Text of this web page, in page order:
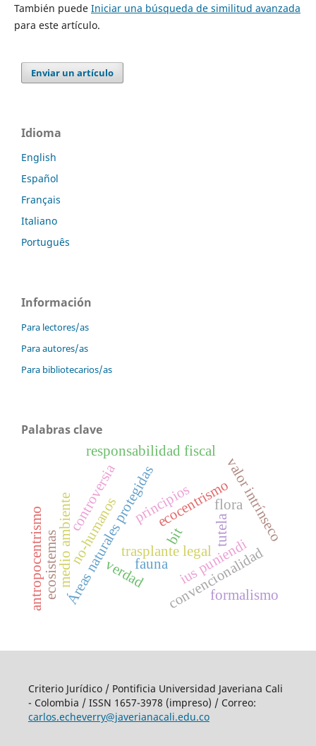
También puede Iniciar una búsqueda de similitud avanzada
para este artículo.
Enviar un artículo
Idioma
English
Español
Français
Italiano
Português
Información
Para lectores/as
Para autores/as
Para bibliotecarios/as
Palabras clave
trasplante legal
Áreas naturales protegidasecocentrismo
flora
fauna
medio ambiente
ecosistemas ius puniendi
no-humanos valor intrínseco
antropocentrismo
responsabilidad fiscal
convencionalidad
bit
controversia tutela
principios
formalismo
verdad
Criterio Jurídico / Pontificia Universidad Javeriana Cali
- Colombia / ISSN 1657-3978 (impreso) / Correo:
carlos.echeverry@javerianacali.edu.co